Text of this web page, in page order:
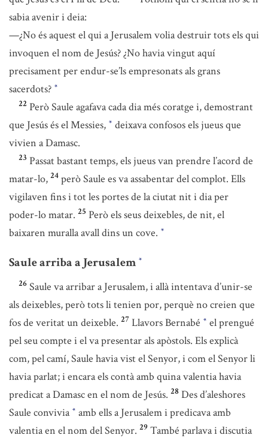
sabia avenir i deia:
—¿No és aquest el qui a Jerusalem volia destruir tots els qui
invoquen el nom de Jesús? ¿No havia vingut aquí
precisament per endur-se’ls empresonats als grans
sacerdots? *
22 Però Saule agafava cada dia més coratge i, demostrant
que Jesús és el Messies, * deixava confosos els jueus que
vivien a Damasc.
23 Passat bastant temps, els jueus van prendre l’acord de
matar-lo, 24 però Saule es va assabentar del complot. Ells
vigilaven fins i tot les portes de la ciutat nit i dia per
poder-lo matar. 25 Però els seus deixebles, de nit, el
baixaren muralla avall dins un cove. *
Saule arriba a Jerusalem *
26 Saule va arribar a Jerusalem, i allà intentava d’unir-se
als deixebles, però tots li tenien por, perquè no creien que
fos de veritat un deixeble. 27 Llavors Bernabé * el prengué
pel seu compte i el va presentar als apòstols. Els explicà
com, pel camí, Saule havia vist el Senyor, i com el Senyor li
havia parlat; i encara els contà amb quina valentia havia
predicat a Damasc en el nom de Jesús. 28 Des d’aleshores
Saule convivia * amb ells a Jerusalem i predicava amb
valentia en el nom del Senyor. 29 També parlava i discutia